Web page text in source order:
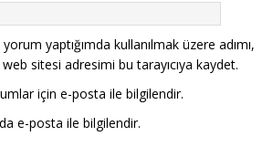
yaptığımda kullanılmak üzere adımı,
sitesi adresimi bu tarayıcıya kaydet.
için e-posta ile bilgilendir.
e-posta ile bilgilendir.